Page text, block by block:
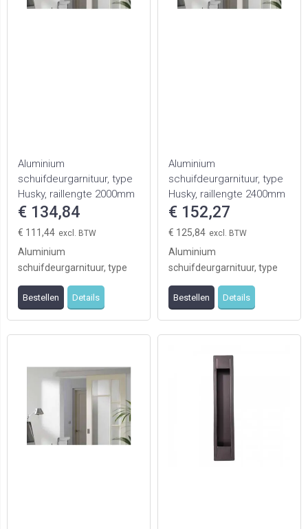
Aluminium
schuifdeurgarnituur, type
Husky, raillengte 2000mm
€ 134,84
€ 111,44
Aluminium
schuifdeurgarnituur, type
Husky, raillengte 2000mm
Bestellen Details
Aluminium
schuifdeurgarnituur, type
Husky, raillengte 2400mm
€ 152,27
€ 125,84
Aluminium
schuifdeurgarnituur, type
Husky, raillengte 2400mm
Bestellen Details